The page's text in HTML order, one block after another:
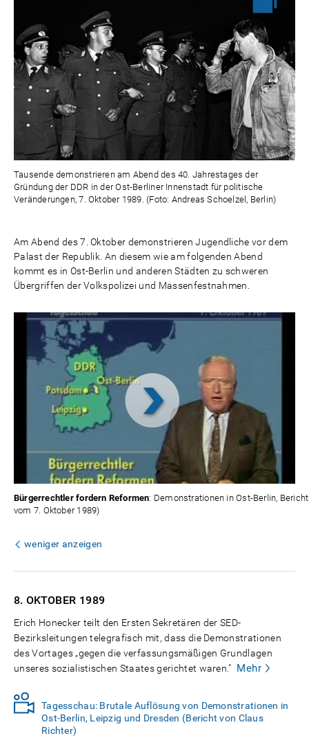
Tausende demonstrieren am Abend des 40. Jahrestages der
Gründung der DDR in der Ost-Berliner Innenstadt für politische
Veränderungen, 7. Oktober 1989. (Foto: Andreas Schoelzel, Berlin)
Am Abend des 7. Oktober demonstrieren Jugendliche vor dem
Palast der Republik. An diesem wie am folgenden Abend
kommt es in Ost-Berlin und anderen Städten zu schweren
Übergriffen der Volkspolizei und Massenfestnahmen.
Video
abspielen
Bürgerrechtler fordern Reformen: Demonstrationen in Ost-Berlin,
vom 7. Oktober 1989)
weniger anzeigen
8. OKTOBER 1989
Erich Honecker teilt den Ersten Sekretären der SED-
Bezirksleitungen telegrafisch mit, dass die Demonstrationen
des Vortages „gegen die verfassungsmäßigen Grundlagen
unseres sozialistischen Staates gerichtet waren."
Mehr
Tagesschau: Brutale Auflösung von Demonstrationen in
Ost-Berlin, Leipzig und Dresden (Bericht von Claus
Richter)